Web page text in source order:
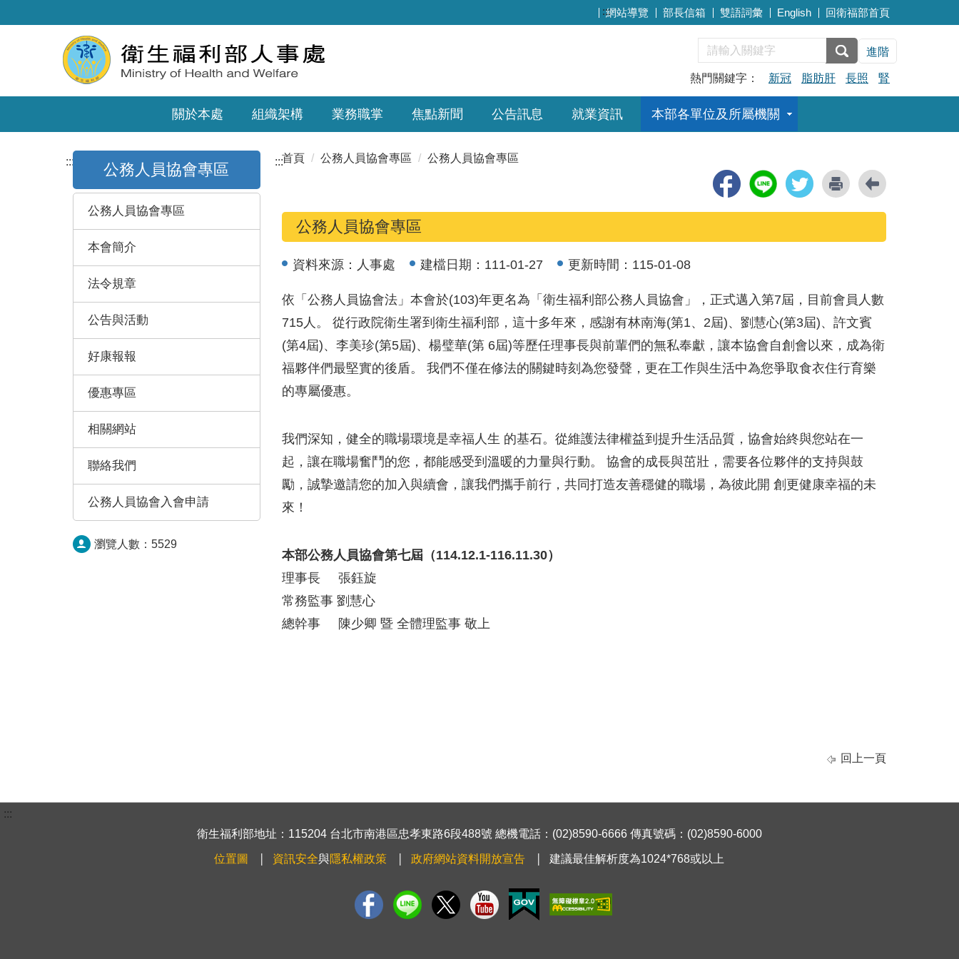
:::網站導覽 部長信箱 雙語詞彙 English 回衛福部首頁
進階
熱門關鍵字： 新冠 脂肪肝 長照 腎
關於本處 組織架構 業務職掌 焦點新聞 公告訊息 就業資訊 本部各單位及所屬機關
::: 公務人員協會專區
公務人員協會專區
本會簡介
法令規章
公告與活動
好康報報
優惠專區
相關網站
聯絡我們
公務人員協會入會申請
瀏覽人數： 5529
:::首頁 公務人員協會專區 公務人員協會專區
公務人員協會專區
資料來源： 人事處 建檔日期： 111-01-27 更新時間： 115-01-08
依「公務人員協會法」本會於(103)年更名為「衛生福利部公務人員協會」，正式邁入第7屆，目前會員人數
715人。 從行政院衛生署到衛生福利部，這十多年來，感謝有林南海(第1、2屆)、劉慧心(第3屆)、許文賓
(第4屆)、李美珍(第5屆)、楊璧華(第 6屆)等歷任理事長與前輩們的無私奉獻，讓本協會自創會以來，成為衛
福夥伴們最堅實的後盾。 我們不僅在修法的關鍵時刻為您發聲，更在工作與生活中為您爭取食衣住行育樂
的專屬優惠。
我們深知，健全的職場環境是幸福人生 的基石。從維護法律權益到提升生活品質，協會始終與您站在一
起，讓在職場奮鬥的您，都能感受到溫暖的力量與行動。 協會的成長與茁壯，需要各位夥伴的支持與鼓
勵，誠摯邀請您的加入與續會，讓我們攜手前行，共同打造友善穩健的職場，為彼此開 創更健康幸福的未
來！
本部公務人員協會第七屆（114.12.1-116.11.30）
理事長 張鈺旋
常務監事 劉慧心
總幹事 陳少卿 暨 全體理監事 敬上
回上一頁
:::
衛生福利部地址：115204 台北市南港區忠孝東路6段488號 總機電話：(02)8590-6666 傳真號碼：(02)8590-6000
位置圖 資訊安全與隱私權政策 政府網站資料開放宣告 建議最佳解析度為1024*768或以上